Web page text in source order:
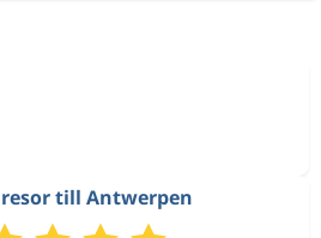
resor till Antwerpen